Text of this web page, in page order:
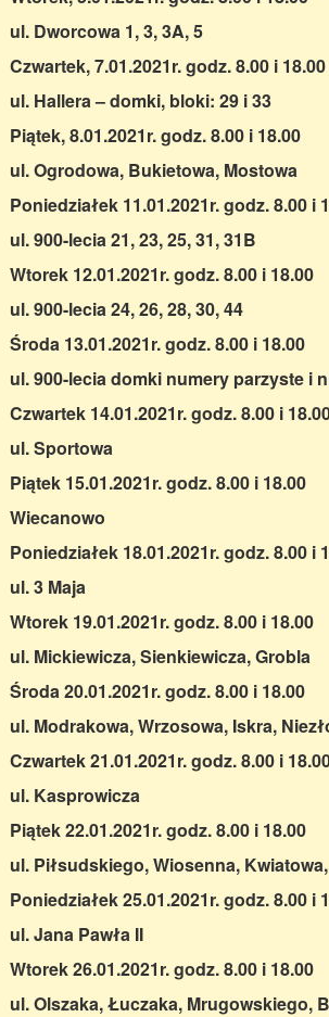
ul. Dworcowa 1, 3, 3A, 5
Czwartek, 7.01.2021r. godz. 8.00 i 18.00
ul. Hallera – domki, bloki: 29 i 33
Piątek, 8.01.2021r. godz. 8.00 i 18.00
ul. Ogrodowa, Bukietowa, Mostowa
Poniedziałek 11.01.2021r. godz. 8.00 i
ul. 900-lecia 21, 23, 25, 31, 31B
Wtorek 12.01.2021r. godz. 8.00 i 18.00
ul. 900-lecia 24, 26, 28, 30, 44
Środa 13.01.2021r. godz. 8.00 i 18.00
ul. 900-lecia domki numery parzyste i
Czwartek 14.01.2021r. godz. 8.00 i
ul. Sportowa
Piątek 15.01.2021r. godz. 8.00 i 18.00
Wiecanowo
Poniedziałek 18.01.2021r. godz. 8.00 i
ul. 3 Maja
Wtorek 19.01.2021r. godz. 8.00 i 18.00
ul. Mickiewicza, Sienkiewicza, Grobla
Środa 20.01.2021r. godz. 8.00 i 18.00
ul. Modrakowa, Wrzosowa, Iskra,
Czwartek 21.01.2021r. godz. 8.00 i
ul. Kasprowicza
Piątek 22.01.2021r. godz. 8.00 i 18.00
ul. Piłsudskiego, Wiosenna,
Poniedziałek 25.01.2021r. godz. 8.00 i
ul. Jana Pawła II
Wtorek 26.01.2021r. godz. 8.00 i 18.00
ul. Olszaka, Łuczaka, Mrugowskiego,